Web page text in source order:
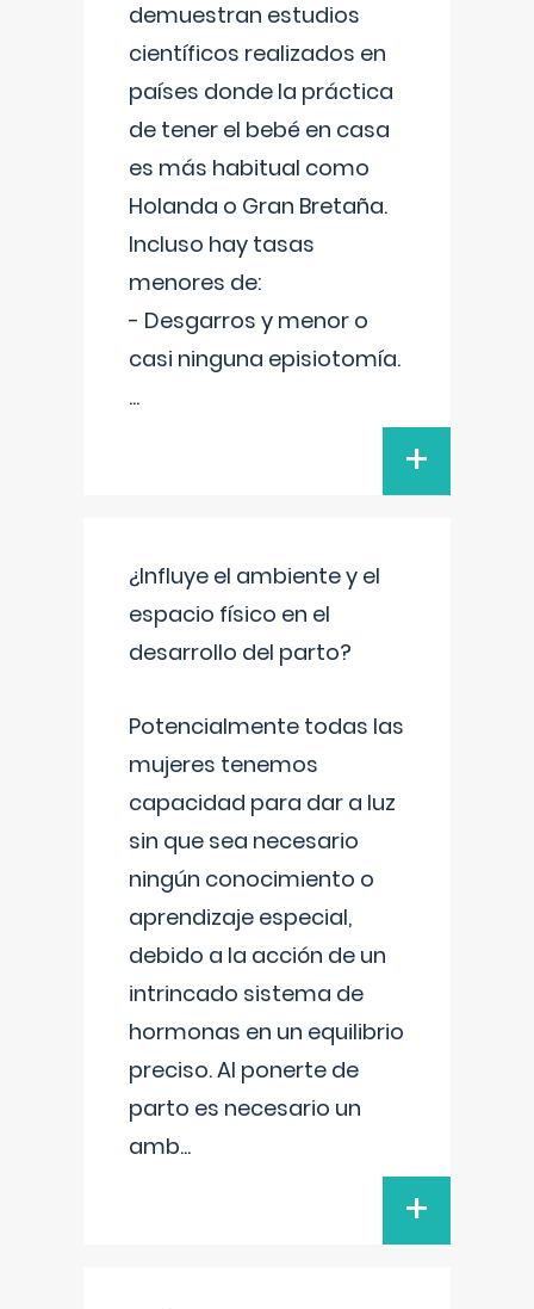
demuestran estudios
científicos realizados en
países donde la práctica
de tener el bebé en casa
es más habitual como
Holanda o Gran Bretaña.
Incluso hay tasas
menores de:
- Desgarros y menor o
casi ninguna episiotomía.
...
+
¿Influye el ambiente y el
espacio físico en el
desarrollo del parto?
Potencialmente todas las
mujeres tenemos
capacidad para dar a luz
sin que sea necesario
ningún conocimiento o
aprendizaje especial,
debido a la acción de un
intrincado sistema de
hormonas en un equilibrio
preciso. Al ponerte de
parto es necesario un
amb...
+